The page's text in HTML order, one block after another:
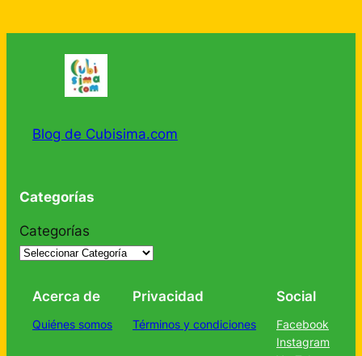
Blog de Cubisima.com
Categorías
Categorías
Acerca de
Quiénes somos
Privacidad
Términos y condiciones
Social
Facebook
Instagram